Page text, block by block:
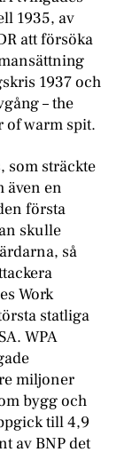
1935, av
att försöka
1937 och
– the
of warm spit.
som sträckte
även en
första
skulle
så
Work
statliga
WPA
miljoner
bygg och
till 4,9
av BNP det